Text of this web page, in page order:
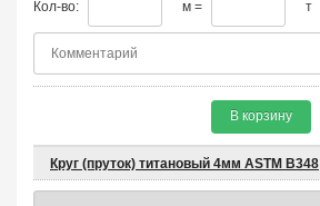
Кол-во: м = т
В корзину
Круг (пруток) титановый 4мм ASTM B348